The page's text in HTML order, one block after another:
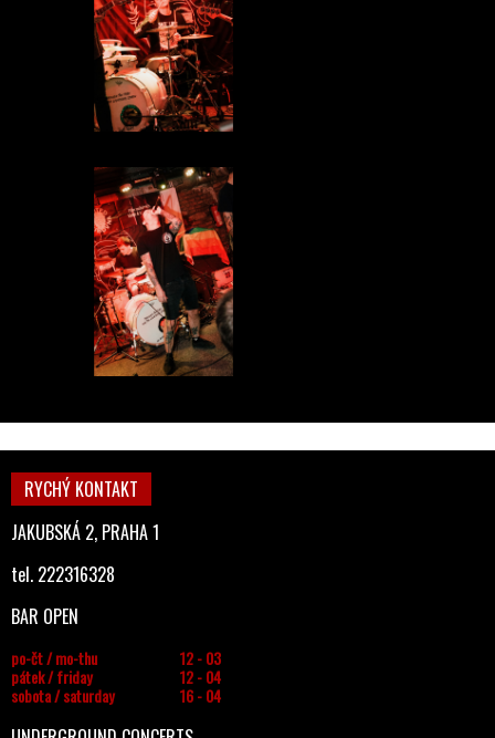
RYCHÝ KONTAKT
JAKUBSKÁ 2, PRAHA 1
tel. 222316328
BAR OPEN
po-čt / mo-thu
12 - 03
pátek / friday
12 - 04
sobota / saturday
16 - 04